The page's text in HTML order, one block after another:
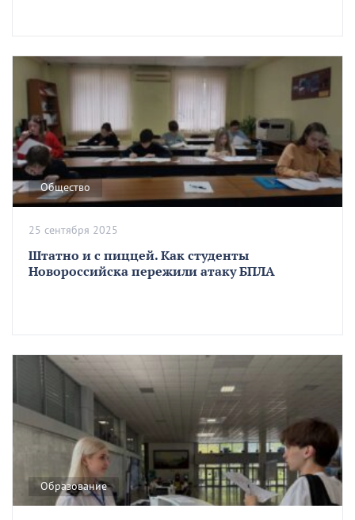
Общество
Штатно и с пиццей. Как студенты
Новороссийска пережили атаку БПЛА
25 сентября 2025
Образование